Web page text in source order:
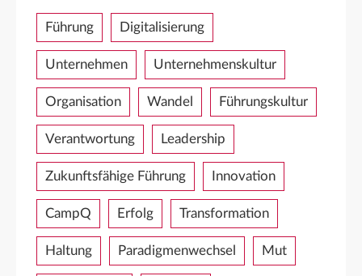
Führung Digitalisierung
Unternehmen Unternehmenskultur
Organisation Wandel Führungskultur
Verantwortung Leadership
Zukunftsfähige Führung Innovation
CampQ Erfolg Transformation
Haltung Paradigmenwechsel Mut